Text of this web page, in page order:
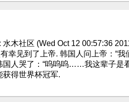
木社区 (Wed Oct 12 00:57:36
幸见到了上帝. 韩国人问上帝：“我
国人哭了：“呜呜呜……我这辈子是
获得世界杯冠军.